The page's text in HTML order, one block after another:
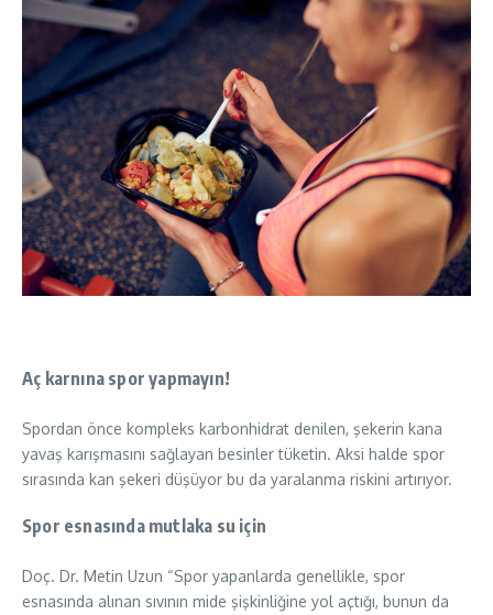
Aç karnına spor yapmayın!
Spordan önce kompleks karbonhidrat denilen, şekerin kana
yavaş karışmasını sağlayan besinler tüketin. Aksi halde spor
sırasında kan şekeri düşüyor bu da yaralanma riskini artırıyor.
Spor esnasında mutlaka su için
Doç. Dr. Metin Uzun “Spor yapanlarda genellikle, spor
esnasında alınan sıvının mide şişkinliğine yol açtığı, bunun da